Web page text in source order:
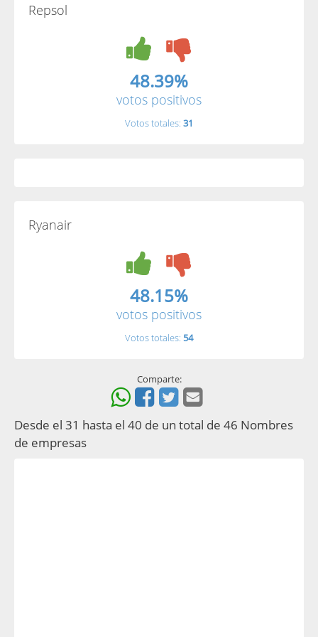
Repsol
48.39%
votos positivos
Votos totales: 31
Ryanair
48.15%
votos positivos
Votos totales: 54
Comparte:
Desde el 31 hasta el 40 de un total de 46 Nombres
de empresas